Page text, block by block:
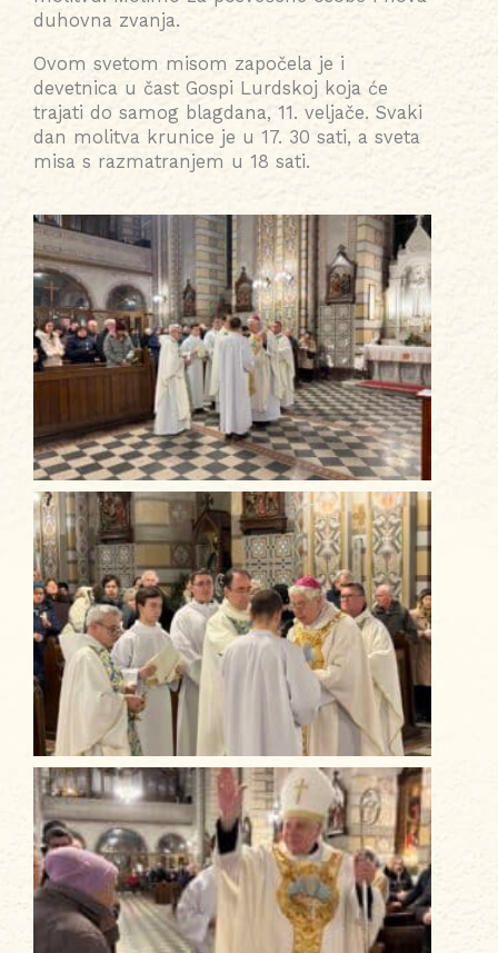
duhovna zvanja.
Ovom svetom misom započela je i
devetnica u čast Gospi Lurdskoj koja će
trajati do samog blagdana, 11. veljače. Svaki
dan molitva krunice je u 17. 30 sati, a sveta
misa s razmatranjem u 18 sati.